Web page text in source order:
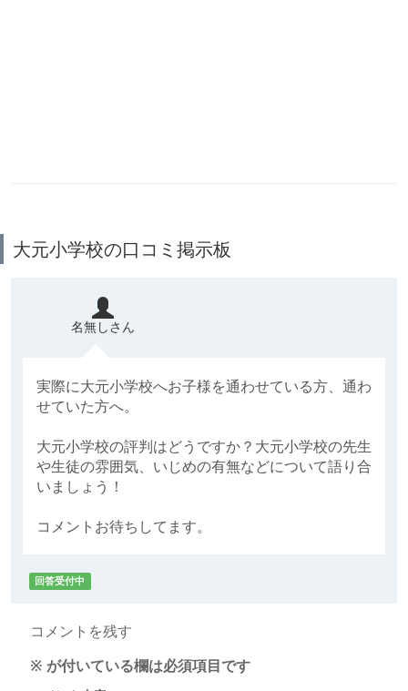
大元小学校の口コミ掲示板
名無しさん
実際に大元小学校へお子様を通わせている方、通わ
せていた方へ。
大元小学校の評判はどうですか？大元小学校の先生
や生徒の雰囲気、いじめの有無などについて語り合
いましょう！
コメントお待ちしてます。
回答受付中
コメントを残す
※ が付いている欄は必須項目です